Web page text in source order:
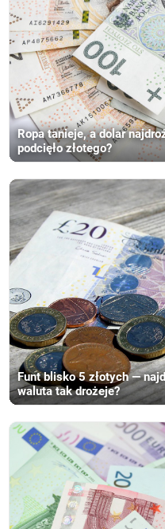
Ropa tanieje, a dolar
podcięło złotego?
Funt blisko 5 złotych —
waluta tak drożeje?